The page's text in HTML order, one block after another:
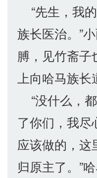
“先生，我
族长医治。”
膊，见竹斋子
上向哈马族长
“没什么，
了你们，我尽
应该做的，这
归原主了。”